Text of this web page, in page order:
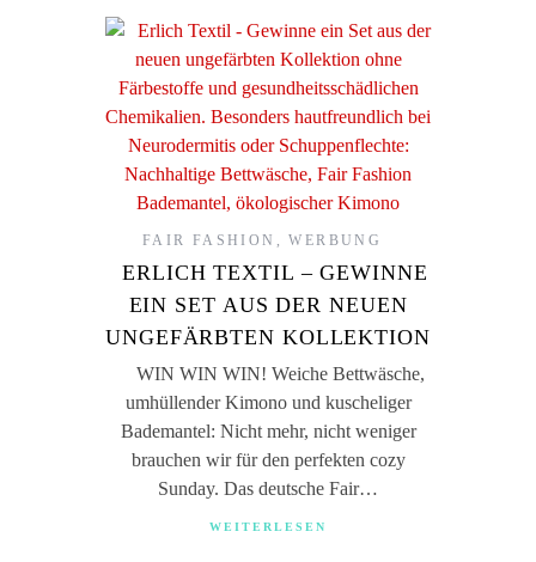
FAIR FASHION ,WERBUNG
ERLICH TEXTIL – GEWINNE
EIN SET AUS DER NEUEN
UNGEFÄRBTEN KOLLEKTION
WIN WIN WIN! Weiche Bettwäsche,
umhüllender Kimono und kuscheliger
Bademantel: Nicht mehr, nicht weniger
brauchen wir für den perfekten cozy
Sunday. Das deutsche Fair…
WEITERLESEN